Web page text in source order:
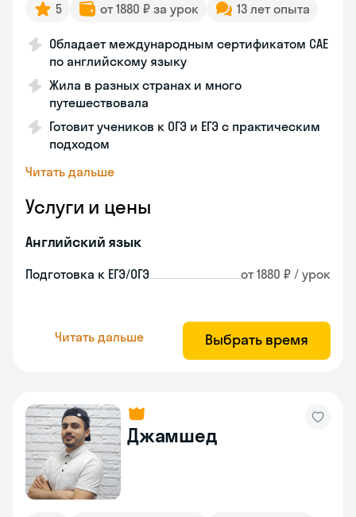
5 от 1880 ₽ за урок 13 лет опыта
Обладает международным сертификатом CAE
по английскому языку
Жила в разных странах и много
путешествовала
Готовит учеников к ОГЭ и ЕГЭ с практическим
подходом
Читать дальше
Услуги и цены
Английский язык
Подготовка к ЕГЭ/ОГЭ от 1880 ₽ / урок
Читать дальше Выбрать время
Джамшед